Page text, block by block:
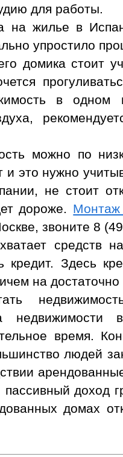
для работы.
на жилье в
упростило
домика стоит
в
можно по
и это нужно
не стоит
дороже. Монтаж
звоните 8
средств
Здесь
на
недвижимости
время.
людей
пассивный доход
домах